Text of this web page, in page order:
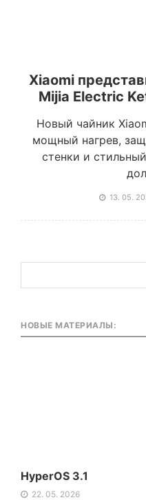
Xiaomi
Mijia Electric
Новый чайник
мощный нагрев,
стенки и
13. 05.
НОВЫЕ МАТЕРИАЛЫ:
HyperOS 3.1
22. 05. 2026